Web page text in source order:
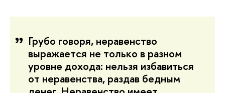
Грубо говоря, неравенство
выражается не только в разном
уровне дохода: нельзя избавиться
от неравенства, раздав бедным